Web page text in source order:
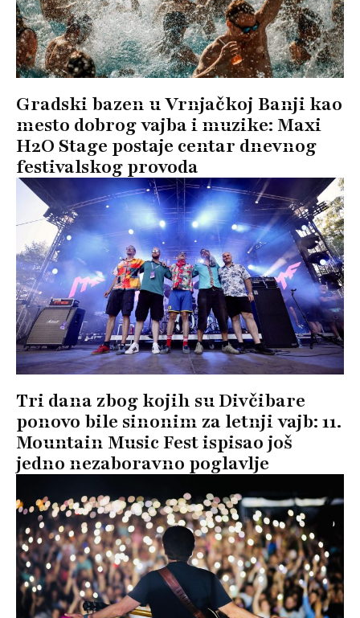
Gradski bazen u Vrnjačkoj Banji kao
mesto dobrog vajba i muzike: Maxi
H2O Stage postaje centar dnevnog
festivalskog provoda
Tri dana zbog kojih su Divčibare
ponovo bile sinonim za letnji vajb: 11.
Mountain Music Fest ispisao još
jedno nezaboravno poglavlje